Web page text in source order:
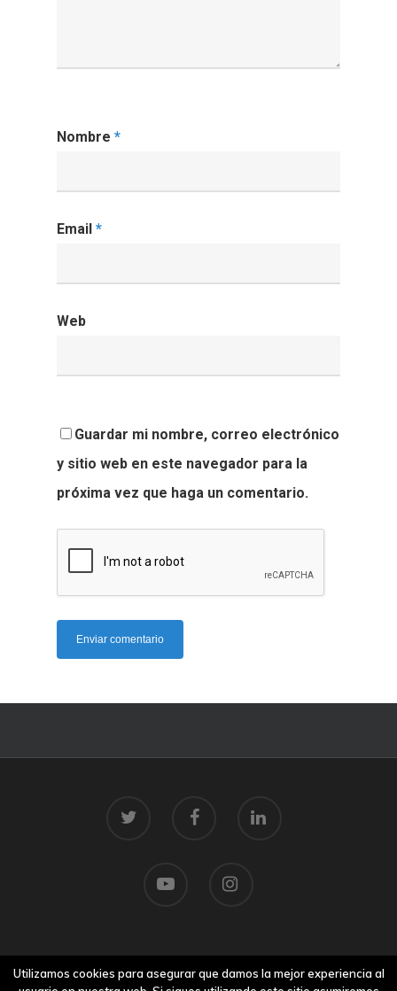
Nombre *
Email *
Web
Guardar mi nombre, correo electrónico
y sitio web en este navegador para la
próxima vez que haga un comentario.
Aviso legal
Utilizamos cookies para asegurar que damos la mejor experiencia al